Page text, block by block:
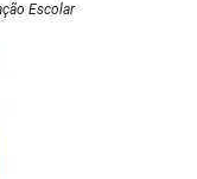
Escolar